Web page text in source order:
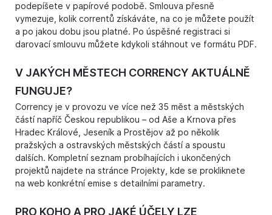
podepíšete v papírové podobě. Smlouva přesně
vymezuje, kolik correntů získáváte, na co je můžete použít
a po jakou dobu jsou platné. Po úspěšné registraci si
darovací smlouvu můžete kdykoli stáhnout ve formátu PDF.
V JAKÝCH MĚSTECH CORRENCY AKTUÁLNĚ
FUNGUJE?
Corrency je v provozu ve více než 35 měst a městských
částí napříč Českou republikou – od Aše a Krnova přes
Hradec Králové, Jeseník a Prostějov až po několik
pražských a ostravských městských částí a spoustu
dalších. Kompletní seznam probíhajících i ukončených
projektů najdete na stránce Projekty , kde se prokliknete
na web konkrétní emise s detailními parametry.
PRO KOHO A PRO JAKÉ ÚČELY LZE